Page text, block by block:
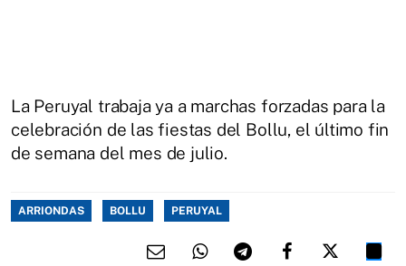
La Peruyal trabaja ya a marchas forzadas para la
celebración de las fiestas del Bollu, el último fin
de semana del mes de julio.
ARRIONDAS BOLLU PERUYAL